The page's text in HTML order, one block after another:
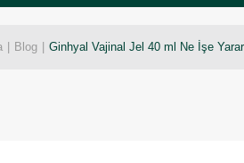
Blog Ginhyal Vajinal Jel 40 ml Ne İşe